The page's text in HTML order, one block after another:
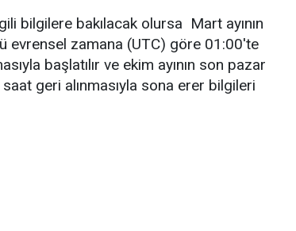
bilgilere bakılacak olursa Mart ayının
evrensel zamana (UTC) göre 01:00'te
başlatılır ve ekim ayının son pazar
geri alınmasıyla sona erer bilgileri